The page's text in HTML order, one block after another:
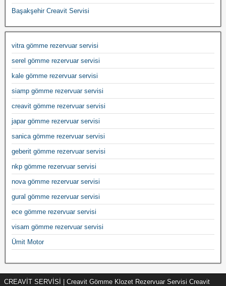
Başakşehir Creavit Servisi
vitra gömme rezervuar servisi
serel gömme rezervuar servisi
kale gömme rezervuar servisi
siamp gömme rezervuar servisi
creavit gömme rezervuar servisi
japar gömme rezervuar servisi
sanica gömme rezervuar servisi
geberit gömme rezervuar servisi
nkp gömme rezervuar servisi
nova gömme rezervuar servisi
gural gömme rezervuar servisi
ece gömme rezervuar servisi
visam gömme rezervuar servisi
Ümit Motor
CREAVİT SERVİSİ | Creavit Gömme Klozet Rezervuar Servisi Creavit